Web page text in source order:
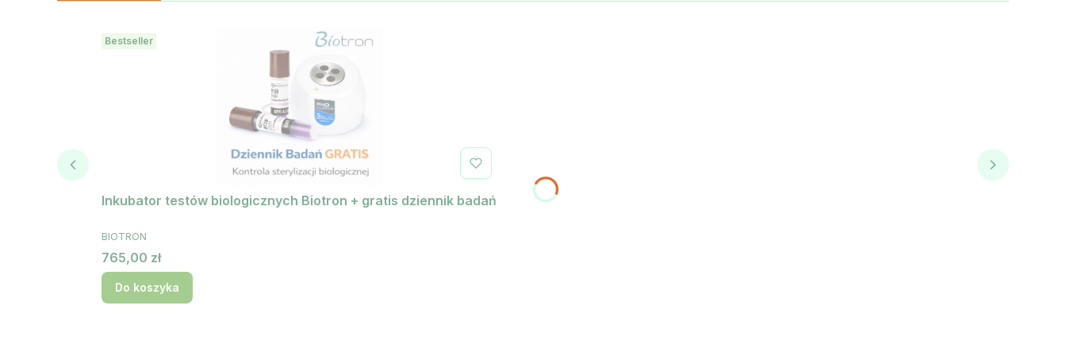
Bestseller
Inkubator testów biologicznych Biotron + gratis dziennik badań
PRODUCENT
BIOTRON
Cena
765,00 zł
Do koszyka